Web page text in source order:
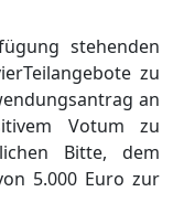
gung stehenden
Teilangebote zu
an
Votum zu
Bitte, dem
5.000 Euro zur